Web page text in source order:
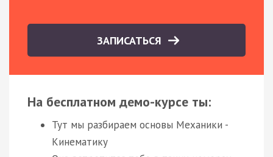
ЗАПИСАТЬСЯ
На бесплатном демо-курсе ты:
Тут мы разбираем основы Механики -
Кинематику